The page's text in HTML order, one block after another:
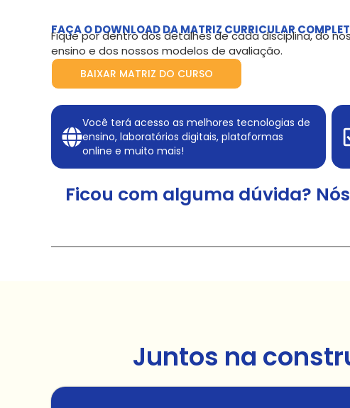
FAÇA O DOWNLOAD DA MATRIZ CURRICULAR
Fique por dentro dos detalhes de cada disciplina, do
ensino e dos nossos modelos de avaliação.
BAIXAR MATRIZ DO CURSO
Você terá acesso as melhores tecnologias de
ensino, laboratórios digitais, plataformas
online e muito mais!
Ficou com alguma dúvida?
Juntos na